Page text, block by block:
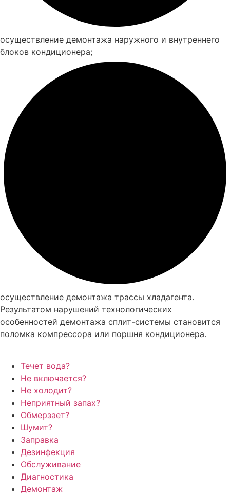
осуществление демонтажа наружного и внутреннего
блоков кондиционера;
осуществление демонтажа трассы хладагента.
Результатом нарушений технологических
особенностей демонтажа сплит-системы становится
поломка компрессора или поршня кондиционера.
Течет вода?
Не включается?
Не холодит?
Неприятный запах?
Обмерзает?
Шумит?
Заправка
Дезинфекция
Обслуживание
Диагностика
Демонтаж